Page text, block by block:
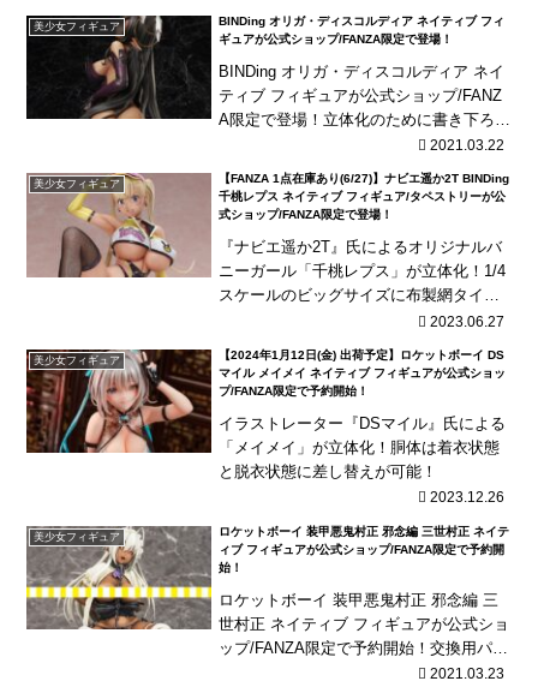
美少女フィギュア
BINDing オリガ・ディスコルディア ネイティブ フィ
ギュアが公式ショップ/FANZA限定で登場！
BINDing オリガ・ディスコルディア ネイ
ティブ フィギュアが公式ショップ/FANZ
A限定で登場！立体化のために書き下ろさ
れたイラストそのままに造形！付属の水
2021.03.22
美少女フィギュア
【FANZA 1点在庫あり(6/27)】ナビエ遥か2T BINDing
千桃レプス ネイティブ フィギュア/タペストリーが公
式ショップ/FANZA限定で登場！
『ナビエ遥か2T』氏によるオリジナルバ
ニーガール「千桃レプス」が立体化！1/4
スケールのビッグサイズに布製網タイツ
2023.06.27
美少女フィギュア
【2024年1月12日(金) 出荷予定】ロケットボーイ DS
マイル メイメイ ネイティブ フィギュアが公式ショッ
プ/FANZA限定で予約開始！
イラストレーター『DSマイル』氏による
「メイメイ」が立体化！胴体は着衣状態
と脱衣状態に差し替えが可能！
2023.12.26
美少女フィギュア
ロケットボーイ 装甲悪鬼村正 邪念編 三世村正 ネイテ
ィブ フィギュアが公式ショップ/FANZA限定で予約開
始！
ロケットボーイ 装甲悪鬼村正 邪念編 三
世村正 ネイティブ フィギュアが公式ショ
ップ/FANZA限定で予約開始！交換用パー
ツとして目隠し状態の顔パーツと下半身
2021.03.23